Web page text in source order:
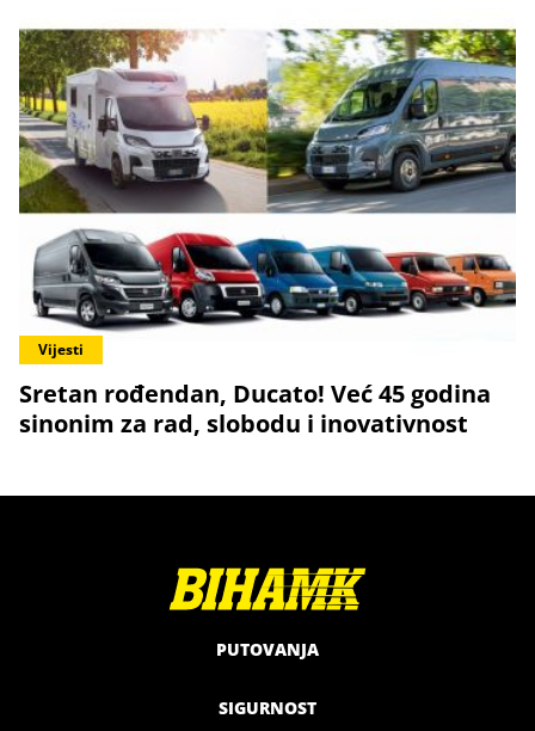
Vijesti
Sretan rođendan, Ducato! Već 45 godina
sinonim za rad, slobodu i inovativnost
PUTOVANJA
SIGURNOST